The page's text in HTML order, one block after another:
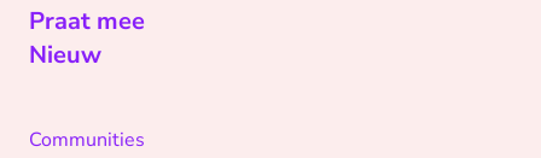
Praat mee
Nieuw
Communities